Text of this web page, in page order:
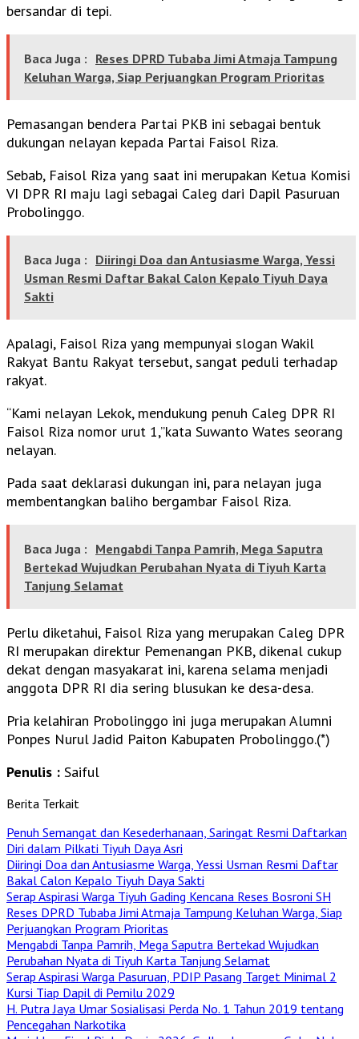
bersandar di tepi.
Baca Juga : Reses DPRD Tubaba Jimi Atmaja Tampung
Keluhan Warga, Siap Perjuangkan Program Prioritas
Pemasangan bendera Partai PKB ini sebagai bentuk
dukungan nelayan kepada Partai Faisol Riza.
Sebab, Faisol Riza yang saat ini merupakan Ketua Komisi
VI DPR RI maju lagi sebagai Caleg dari Dapil Pasuruan
Probolinggo.
Baca Juga : Diiringi Doa dan Antusiasme Warga, Yessi
Usman Resmi Daftar Bakal Calon Kepalo Tiyuh Daya
Sakti
Apalagi, Faisol Riza yang mempunyai slogan Wakil
Rakyat Bantu Rakyat tersebut, sangat peduli terhadap
rakyat.
“Kami nelayan Lekok, mendukung penuh Caleg DPR RI
Faisol Riza nomor urut 1,”kata Suwanto Wates seorang
nelayan.
Pada saat deklarasi dukungan ini, para nelayan juga
membentangkan baliho bergambar Faisol Riza.
Baca Juga : Mengabdi Tanpa Pamrih, Mega Saputra
Bertekad Wujudkan Perubahan Nyata di Tiyuh Karta
Tanjung Selamat
Perlu diketahui, Faisol Riza yang merupakan Caleg DPR
RI merupakan direktur Pemenangan PKB, dikenal cukup
dekat dengan masyakarat ini, karena selama menjadi
anggota DPR RI dia sering blusukan ke desa-desa.
Pria kelahiran Probolinggo ini juga merupakan Alumni
Ponpes Nurul Jadid Paiton Kabupaten Probolinggo.(*)
Penulis : Saiful
Berita Terkait
Penuh Semangat dan Kesederhanaan, Saringat Resmi Daftarkan
Diri dalam Pilkati Tiyuh Daya Asri
Diiringi Doa dan Antusiasme Warga, Yessi Usman Resmi Daftar
Bakal Calon Kepalo Tiyuh Daya Sakti
Serap Aspirasi Warga Tiyuh Gading Kencana Reses Bosroni SH
Reses DPRD Tubaba Jimi Atmaja Tampung Keluhan Warga, Siap
Perjuangkan Program Prioritas
Mengabdi Tanpa Pamrih, Mega Saputra Bertekad Wujudkan
Perubahan Nyata di Tiyuh Karta Tanjung Selamat
Serap Aspirasi Warga Pasuruan, PDIP Pasang Target Minimal 2
Kursi Tiap Dapil di Pemilu 2029
H. Putra Jaya Umar Sosialisasi Perda No. 1 Tahun 2019 tentang
Pencegahan Narkotika